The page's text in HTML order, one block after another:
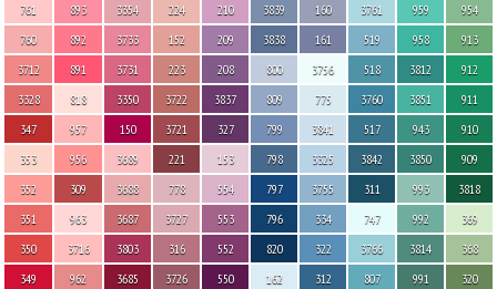
761
760
3712
3328
347
353
352
351
350
349
893
892
891
818
957
956
309
963
3716
962
3354
3733
3731
3350
150
3689
3688
3687
3803
3685
224
152
223
3722
3721
221
778
3727
316
3726
210
209
208
3837
327
153
554
553
552
550
3839
3838
800
809
799
798
797
796
820
162
160
161
3756
775
3841
3325
3755
334
322
312
3761
519
518
3760
517
3842
311
747
3766
807
959
958
3812
3851
943
3850
993
992
3814
991
954
913
912
911
910
909
3818
369
368
320